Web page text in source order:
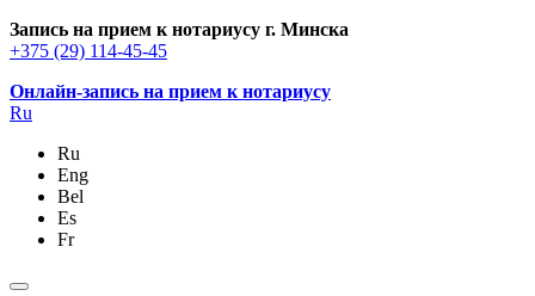
Запись на прием к нотариусу г. Минска
+375 (29) 114-45-45
Онлайн-запись на прием к нотариусу
Ru
Ru
Eng
Bel
Es
Fr